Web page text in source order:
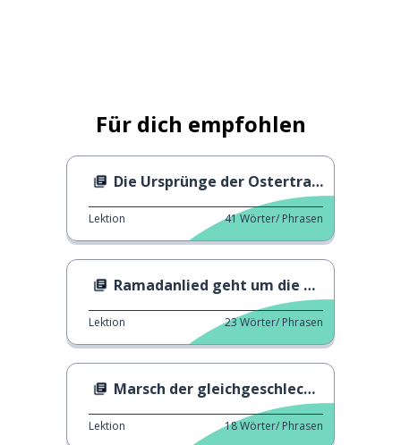
Für dich empfohlen
Die Ursprünge der Ostertraditionen
Lektion 41Wörter/ Phrasen
Ramadanlied geht um die Welt
Lektion 23Wörter/ Phrasen
Marsch der gleichgeschlechtlichen Ehe
Lektion 18Wörter/ Phrasen